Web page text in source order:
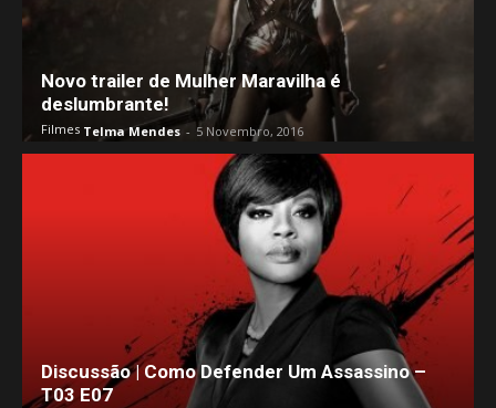
Novo trailer de Mulher Maravilha é
deslumbrante!
Filmes Telma Mendes - 5 Novembro, 2016
Discussão | Como Defender Um Assassino –
T03 E07